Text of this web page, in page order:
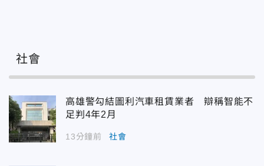
社會
高雄警勾結圖利汽車租賃業者 辯稱智能不
足判4年2月
13分鐘前 社會